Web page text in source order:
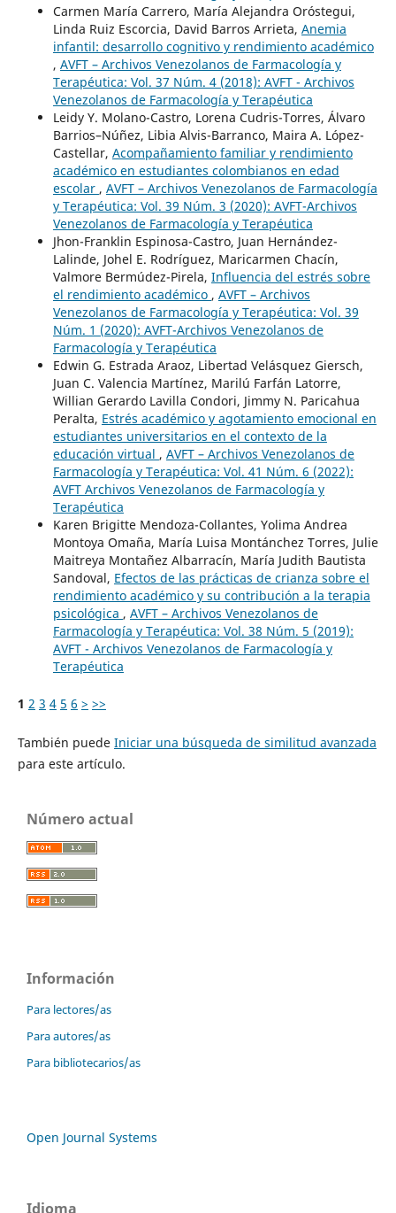
Carmen María Carrero, María Alejandra Oróstegui,
Linda Ruiz Escorcia, David Barros Arrieta, Anemia
infantil: desarrollo cognitivo y rendimiento académico
, AVFT – Archivos Venezolanos de Farmacología y
Terapéutica: Vol. 37 Núm. 4 (2018): AVFT - Archivos
Venezolanos de Farmacología y Terapéutica
Leidy Y. Molano-Castro, Lorena Cudris-Torres, Álvaro
Barrios–Núñez, Libia Alvis-Barranco, Maira A. López-
Castellar, Acompañamiento familiar y rendimiento
académico en estudiantes colombianos en edad
escolar , AVFT – Archivos Venezolanos de Farmacología
y Terapéutica: Vol. 39 Núm. 3 (2020): AVFT-Archivos
Venezolanos de Farmacología y Terapéutica
Jhon-Franklin Espinosa-Castro, Juan Hernández-
Lalinde, Johel E. Rodríguez, Maricarmen Chacín,
Valmore Bermúdez-Pirela, Influencia del estrés sobre
el rendimiento académico , AVFT – Archivos
Venezolanos de Farmacología y Terapéutica: Vol. 39
Núm. 1 (2020): AVFT-Archivos Venezolanos de
Farmacología y Terapéutica
Edwin G. Estrada Araoz, Libertad Velásquez Giersch,
Juan C. Valencia Martínez, Marilú Farfán Latorre,
Willian Gerardo Lavilla Condori, Jimmy N. Paricahua
Peralta, Estrés académico y agotamiento emocional en
estudiantes universitarios en el contexto de la
educación virtual , AVFT – Archivos Venezolanos de
Farmacología y Terapéutica: Vol. 41 Núm. 6 (2022):
AVFT Archivos Venezolanos de Farmacología y
Terapéutica
Karen Brigitte Mendoza-Collantes, Yolima Andrea
Montoya Omaña, María Luisa Montánchez Torres, Julie
Maitreya Montañez Albarracín, María Judith Bautista
Sandoval, Efectos de las prácticas de crianza sobre el
rendimiento académico y su contribución a la terapia
psicológica , AVFT – Archivos Venezolanos de
Farmacología y Terapéutica: Vol. 38 Núm. 5 (2019):
AVFT - Archivos Venezolanos de Farmacología y
Terapéutica
1 2 3 4 5 6 > >>
También puede Iniciar una búsqueda de similitud avanzada
para este artículo.
Número actual
Información
Para lectores/as
Para autores/as
Para bibliotecarios/as
Open Journal Systems
Idioma